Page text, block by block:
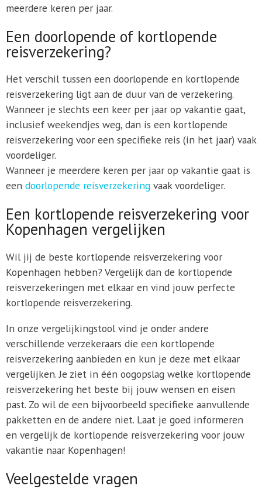
meerdere keren per jaar.
Een doorlopende of kortlopende
reisverzekering?
Het verschil tussen een doorlopende en kortlopende
reisverzekering ligt aan de duur van de verzekering.
Wanneer je slechts een keer per jaar op vakantie gaat,
inclusief weekendjes weg, dan is een kortlopende
reisverzekering voor een specifieke reis (in het jaar) vaak
voordeliger.
Wanneer je meerdere keren per jaar op vakantie gaat is
een doorlopende reisverzekeringvaak voordeliger.
Een kortlopende reisverzekering voor
Kopenhagen vergelijken
Wil jij de beste kortlopende reisverzekering voor
Kopenhagen hebben? Vergelijk dan de kortlopende
reisverzekeringen met elkaar en vind jouw perfecte
kortlopende reisverzekering.
In onze vergelijkingstool vind je onder andere
verschillende verzekeraars die een kortlopende
reisverzekering aanbieden en kun je deze met elkaar
vergelijken. Je ziet in één oogopslag welke kortlopende
reisverzekering het beste bij jouw wensen en eisen
past. Zo wil de een bijvoorbeeld specifieke aanvullende
pakketten en de andere niet. Laat je goed informeren
en vergelijk de kortlopende reisverzekering voor jouw
vakantie naar Kopenhagen!
Veelgestelde vragen